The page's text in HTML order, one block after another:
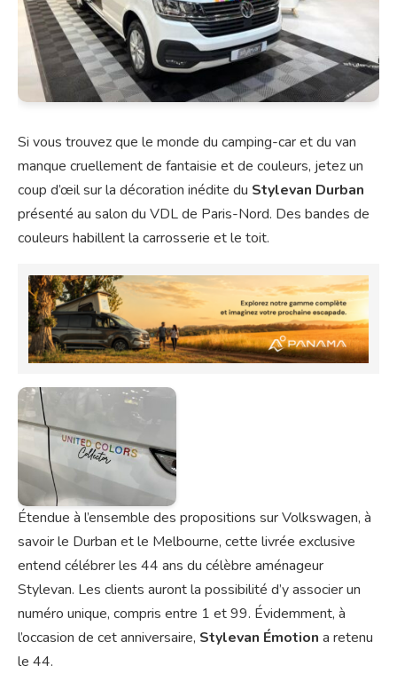
Si vous trouvez que le monde du camping-car et du van
manque cruellement de fantaisie et de couleurs, jetez un
coup d’œil sur la décoration inédite du Stylevan Durban
présenté au salon du VDL de Paris-Nord. Des bandes de
couleurs habillent la carrosserie et le toit.
Étendue à l’ensemble des propositions sur Volkswagen, à
savoir le Durban et le Melbourne, cette livrée exclusive
entend célébrer les 44 ans du célèbre aménageur
Stylevan. Les clients auront la possibilité d’y associer un
numéro unique, compris entre 1 et 99. Évidemment, à
l’occasion de cet anniversaire, Stylevan Émotion a retenu
le 44.